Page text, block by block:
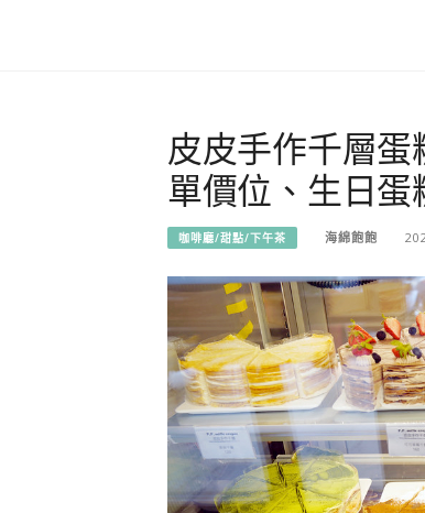
皮皮手作千層
單價位、生日蛋
咖啡廳/甜點/下午茶 海綿飽飽